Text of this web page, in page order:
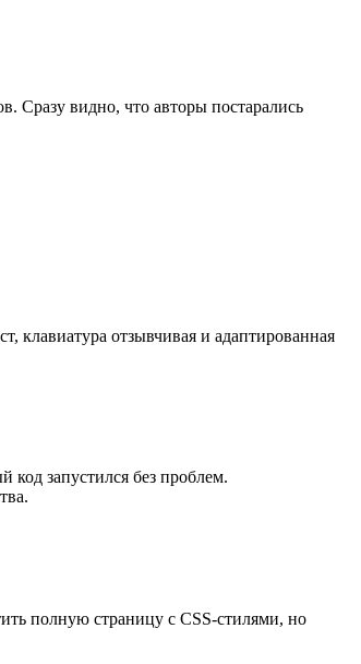
Сразу видно, что авторы постарались
клавиатура отзывчивая и адаптированная
код запустился без проблем.
полную страницу с CSS-стилями, но